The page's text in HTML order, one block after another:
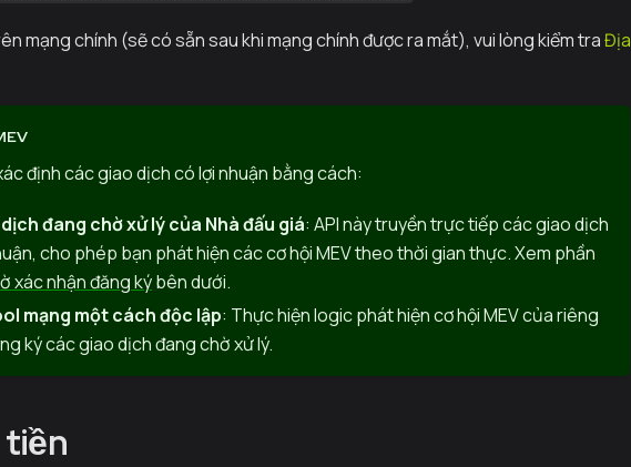
mạng chính (sẽ có sẵn sau khi mạng chính được ra mắt), vui lòng kiểm traĐịa
định các giao dịch có lợi nhuận bằng cách:
đang chờ xử lý của Nhà đấu giá: API này truyền trực tiếp các giao dịch
cho phép bạn phát hiện các cơ hội MEV theo thời gian thực. Xem phần
xác nhận đăng kýbên dưới.
mạng một cách độc lập: Thực hiện logic phát hiện cơ hội MEV của riêng
ký các giao dịch đang chờ xử lý.